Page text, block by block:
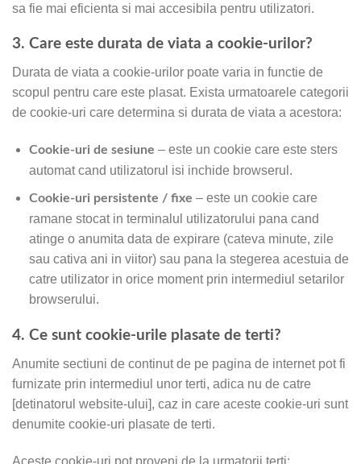
sa fie mai eficienta si mai accesibila pentru utilizatori.
3. Care este durata de viata a cookie-urilor?
Durata de viata a cookie-urilor poate varia in functie de
scopul pentru care este plasat. Exista urmatoarele categorii
de cookie-uri care determina si durata de viata a acestora:
Cookie-uri de sesiune – este un cookie care este sters
automat cand utilizatorul isi inchide browserul.
Cookie-uri persistente / fixe – este un cookie care
ramane stocat in terminalul utilizatorului pana cand
atinge o anumita data de expirare (cateva minute, zile
sau cativa ani in viitor) sau pana la stegerea acestuia de
catre utilizator in orice moment prin intermediul setarilor
browserului.
4. Ce sunt cookie-urile plasate de terti?
Anumite sectiuni de continut de pe pagina de internet pot fi
furnizate prin intermediul unor terti, adica nu de catre
[detinatorul website-ului], caz in care aceste cookie-uri sunt
denumite cookie-uri plasate de terti.
Aceste cookie-uri pot proveni de la urmatorii terti: